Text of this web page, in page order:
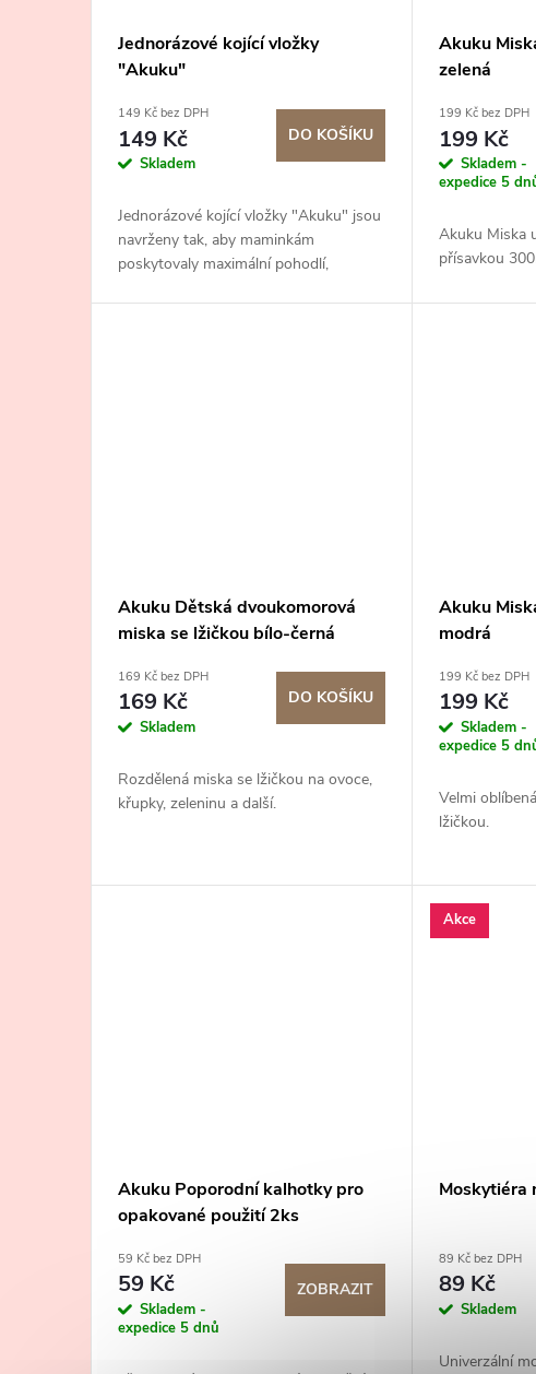
Jednorázové kojící vložky
"Akuku"
149 Kč bez DPH
149 Kč
Skladem
DO KOŠÍKU
Jednorázové kojící vložky "Akuku" jsou
navrženy tak, aby maminkám
poskytovaly maximální pohodlí,
Akuku
zelená
199 Kč bez DPH
199 Kč
Skladem -
expedice 5
Akuku Miska
přísavkou
Akuku Dětská dvoukomorová
miska se lžičkou bílo-černá
169 Kč bez DPH
169 Kč
Skladem
DO KOŠÍKU
Rozdělená miska se lžičkou na ovoce,
křupky, zeleninu a další.
Akuku
modrá
199 Kč bez DPH
199 Kč
Skladem -
expedice 5
Velmi
lžičkou.
Akuku Poporodní kalhotky pro
opakované použití 2ks
59 Kč bez DPH
59 Kč
Skladem -
expedice 5 dnů
ZOBRAZIT
Akce
Moskytiéra
89 Kč bez DPH
89 Kč
Skladem
Univerzální